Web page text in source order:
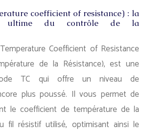
coefficient of resistance) : la
ultime du contrôle de la
Coefficient of Resistance
de la Résistance), est une
TC qui offre un niveau de
plus poussé. Il vous permet de
le coefficient de température de la
fil résistif utilisé, optimisant ainsi le